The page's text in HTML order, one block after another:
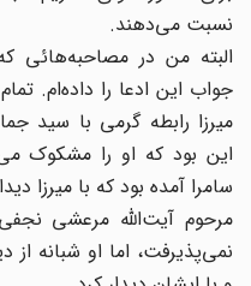
نسبت می‌دهند.
البته من در مصاحبه‌هائی که
جواب این ادعا را داده‌ام.
میرزا رابطه گرمی با سید
این بود که او را مشکوک
سامرا آمده بود که با میرزا
مرحوم آیت‌الله مرعشی نجفی
نمی‌پذیرفت، اما او شبانه از